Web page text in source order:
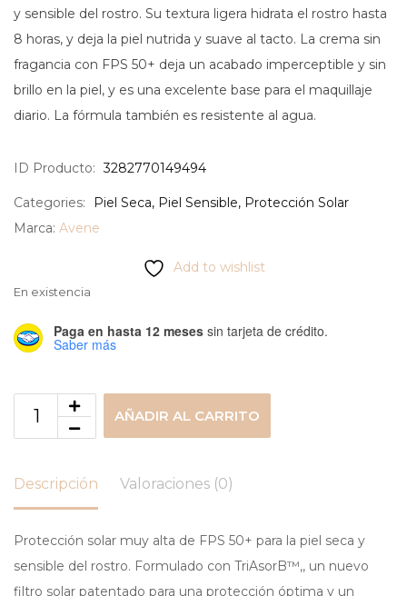
y sensible del rostro. Su textura ligera hidrata el rostro hasta
8 horas, y deja la piel nutrida y suave al tacto. La crema sin
fragancia con FPS 50+ deja un acabado imperceptible y sin
brillo en la piel, y es una excelente base para el maquillaje
diario. La fórmula también es resistente al agua.
ID Producto: 3282770149494
Categories: Piel Seca, Piel Sensible, Protección Solar
Marca: Avene
Add to wishlist
En existencia
Paga en hasta 12 meses sin tarjeta de crédito.
Saber más
AÑADIR AL CARRITO
Descripción Valoraciones (0)
Protección solar muy alta de FPS 50+ para la piel seca y
sensible del rostro. Formulado con TriAsorB™,, un nuevo
filtro solar patentado para una protección óptima y un